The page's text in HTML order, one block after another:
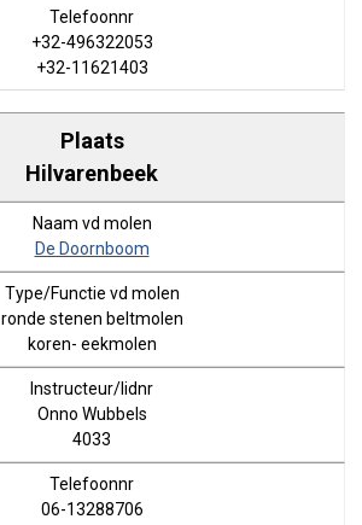
+32-496322053
+32-11621403
Hilvarenbeek
De Doornboom
ronde stenen beltmolen
koren- eekmolen
Onno Wubbels
4033
06-13288706